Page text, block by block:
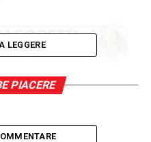
LEGGERE
PIACERE